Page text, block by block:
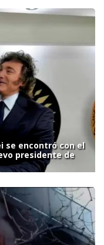
se encontró con el
presidente de